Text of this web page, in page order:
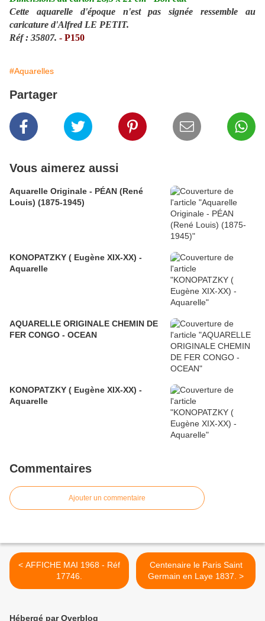
Cette aquarelle d'époque n'est pas signée ressemble au
caricature d'Alfred LE PETIT.
Réf : 35807. - P150
#Aquarelles
Partager
Vous aimerez aussi
Aquarelle Originale - PÉAN (René
Louis) (1875-1945)
KONOPATZKY ( Eugène XIX-XX) -
Aquarelle
AQUARELLE ORIGINALE CHEMIN DE
FER CONGO - OCEAN
KONOPATZKY ( Eugène XIX-XX) -
Aquarelle
Commentaires
Ajouter un commentaire
< AFFICHE MAI 1968 - Réf
17746.
Centenaire le Paris Saint
Germain en Laye 1837. >
Hébergé par Overblog